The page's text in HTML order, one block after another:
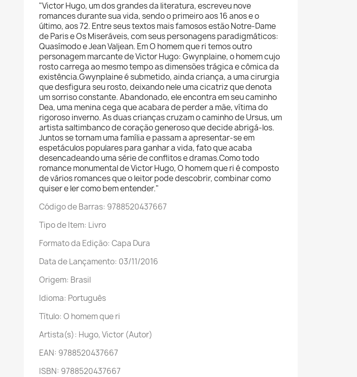
"Victor Hugo, um dos grandes da literatura, escreveu nove
romances durante sua vida, sendo o primeiro aos 16 anos e o
último, aos 72. Entre seus textos mais famosos estão Notre-Dame
de Paris e Os Miseráveis, com seus personagens paradigmáticos:
Quasímodo e Jean Valjean. Em O homem que ri temos outro
personagem marcante de Victor Hugo: Gwynplaine, o homem cujo
rosto carrega ao mesmo tempo as dimensões trágica e cômica da
existência.Gwynplaine é submetido, ainda criança, a uma cirurgia
que desfigura seu rosto, deixando nele uma cicatriz que denota
um sorriso constante. Abandonado, ele encontra em seu caminho
Dea, uma menina cega que acabara de perder a mãe, vítima do
rigoroso inverno. As duas crianças cruzam o caminho de Ursus, um
artista saltimbanco de coração generoso que decide abrigá-los.
Juntos se tornam uma família e passam a apresentar-se em
espetáculos populares para ganhar a vida, fato que acaba
desencadeando uma série de conflitos e dramas.Como todo
romance monumental de Victor Hugo, O homem que ri é composto
de vários romances que o leitor pode descobrir, combinar como
quiser e ler como bem entender."
Código de Barras: 9788520437667
Tipo de Item: Livro
Formato da Edição: Capa Dura
Data de Lançamento: 03/11/2016
Origem: Brasil
Idioma: Português
Título: O homem que ri
Artista(s): Hugo, Victor (Autor)
EAN: 9788520437667
ISBN: 9788520437667